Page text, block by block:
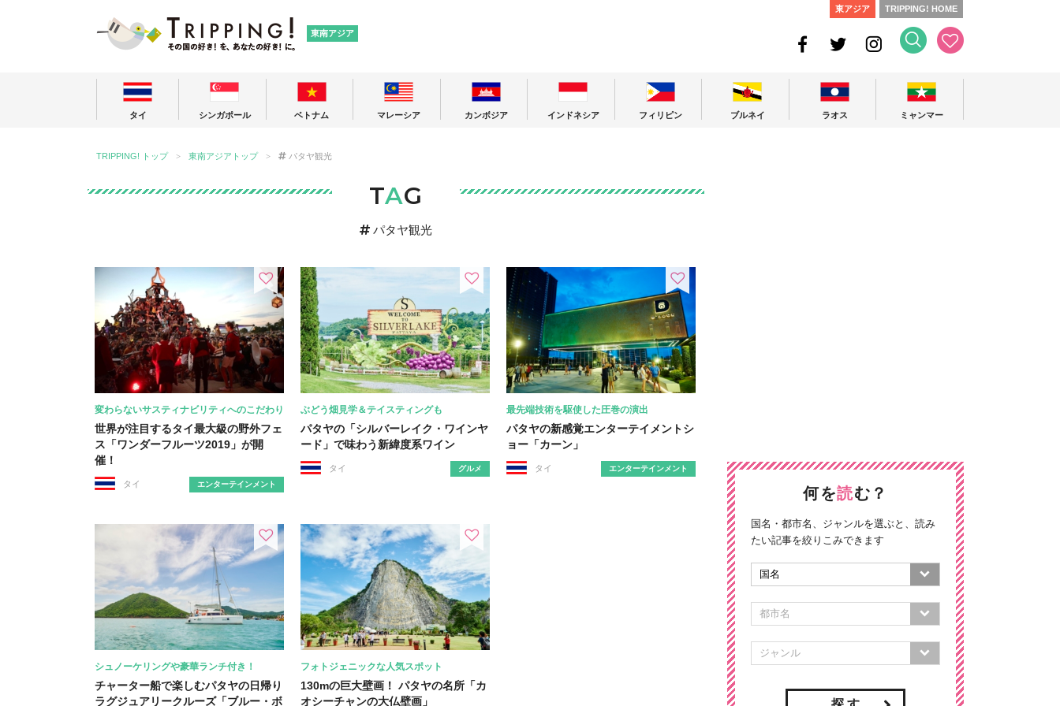
東南アジア
東アジア TRIPPING! HOME
タイ シンガポール ベトナム マレーシア カンボジア インドネシア フィリピン ブルネイ ラオス ミャンマー
TRIPPING! トップ 東南アジアトップ パタヤ観光
TAG
パタヤ観光
変わらないサスティナビリティへのこだわり
世界が注目するタイ最大級の野外フェ
ス「ワンダーフルーツ2019」が開
催！
タイ エンターテインメント
ぶどう畑見学＆テイスティングも
パタヤの「シルバーレイク・ワインヤ
ード」で味わう新緯度系ワイン
タイ グルメ
最先端技術を駆使した圧巻の演出
パタヤの新感覚エンターテイメントシ
ョー「カーン」
タイ エンターテインメント
シュノーケリングや豪華ランチ付き！
チャーター船で楽しむパタヤの日帰り
ラグジュアリークルーズ「ブルー・ボ
フォトジェニックな人気スポット
130mの巨大壁画！ パタヤの名所「カ
オシーチャンの大仏壁画」
何を読む？
国名・都市名、ジャンルを選ぶと、読み
たい記事を絞りこみできます